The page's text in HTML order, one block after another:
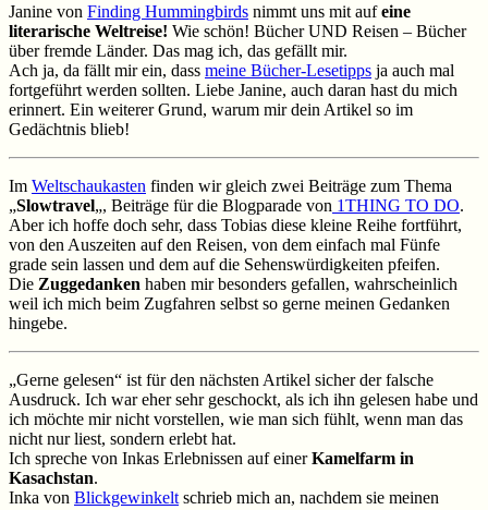
Janine von Finding Hummingbirds nimmt uns mit aufeine
literarische Weltreise! Wie schön! Bücher UND Reisen – Bücher
über fremde Länder. Das mag ich, das gefällt mir.
Ach ja, da fällt mir ein, dass meine Bücher-Lesetipps ja auch mal
fortgeführt werden sollten. Liebe Janine, auch daran hast du mich
erinnert. Ein weiterer Grund, warum mir dein Artikel so im
Gedächtnis blieb!
Im Weltschaukasten finden wir gleich zwei Beiträge zum Thema
„Slowtravel„, Beiträge für die Blogparade von 1THING TO DO.
Aber ich hoffe doch sehr, dass Tobias diese kleine Reihe fortführt,
von den Auszeiten auf den Reisen, von dem einfach mal Fünfe
grade sein lassen und dem auf die Sehenswürdigkeiten pfeifen.
Die Zuggedanken haben mir besonders gefallen, wahrscheinlich
weil ich mich beim Zugfahren selbst so gerne meinen Gedanken
hingebe.
„Gerne gelesen“ ist für den nächsten Artikel sicher der falsche
Ausdruck. Ich war eher sehr geschockt, als ich ihn gelesen habe und
ich möchte mir nicht vorstellen, wie man sich fühlt, wenn man das
nicht nur liest, sondern erlebt hat.
Ich spreche von Inkas Erlebnissen auf einerKamelfarm in
Kasachstan.
Inka von Blickgewinkelt schrieb mich an, nachdem sie meinen